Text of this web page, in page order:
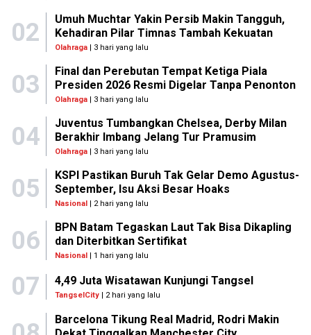
02
Umuh Muchtar Yakin Persib Makin Tangguh,
Kehadiran Pilar Timnas Tambah Kekuatan
Olahraga| 3 hari yang lalu
03
Final dan Perebutan Tempat Ketiga Piala
Presiden 2026 Resmi Digelar Tanpa Penonton
Olahraga| 3 hari yang lalu
04
Juventus Tumbangkan Chelsea, Derby Milan
Berakhir Imbang Jelang Tur Pramusim
Olahraga| 3 hari yang lalu
05
KSPI Pastikan Buruh Tak Gelar Demo Agustus-
September, Isu Aksi Besar Hoaks
Nasional| 2 hari yang lalu
06
BPN Batam Tegaskan Laut Tak Bisa Dikapling
dan Diterbitkan Sertifikat
Nasional| 1 hari yang lalu
07 4,49 Juta Wisatawan Kunjungi Tangsel
TangselCity | 2 hari yang lalu
Barcelona Tikung Real Madrid, Rodri Makin